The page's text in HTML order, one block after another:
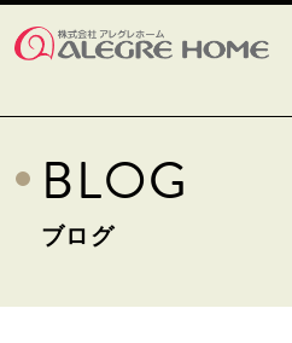
BLOG
ブログ